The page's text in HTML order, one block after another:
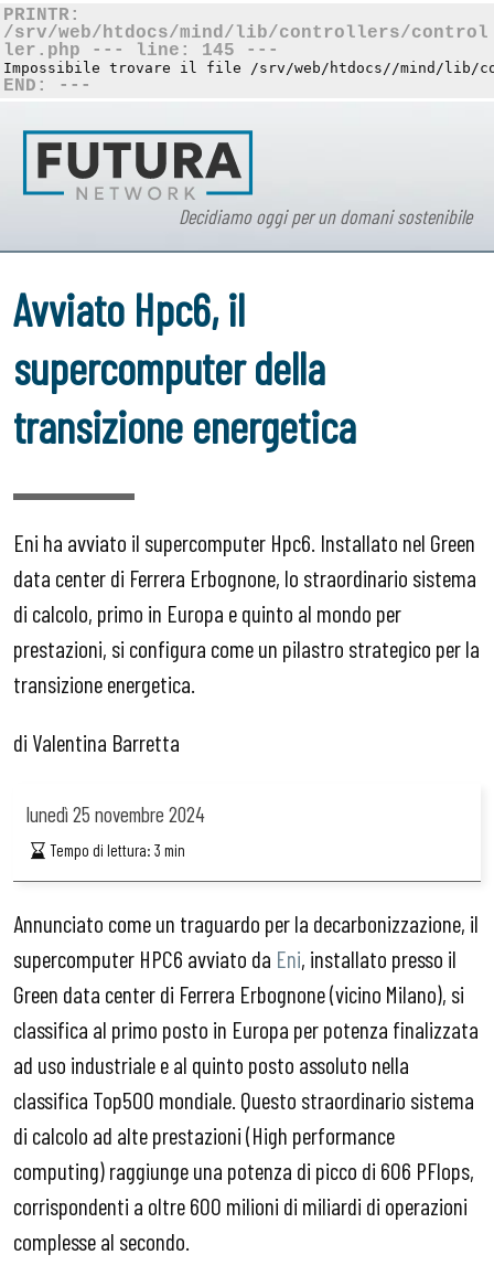
PRINTR:
/srv/web/htdocs/mind/lib/controllers/control
ler.php --- line: 145 ---
Impossibile trovare il file /srv/web/htdocs//mind/lib/
END: ---
Decidiamo oggi per un domani sostenibile
Avviato Hpc6, il
supercomputer della
transizione energetica
Eni ha avviato il supercomputer Hpc6. Installato nel Green
data center di Ferrera Erbognone, lo straordinario sistema
di calcolo, primo in Europa e quinto al mondo per
prestazioni, si configura come un pilastro strategico per la
transizione energetica.
di Valentina Barretta
lunedì 25 novembre 2024
Tempo di lettura:3 min
Annunciato come un traguardo per la decarbonizzazione, il
supercomputer HPC6 avviato da Eni, installato presso il
Green data center di Ferrera Erbognone (vicino Milano), si
classifica al primo posto in Europa per potenza finalizzata
ad uso industriale e al quinto posto assoluto nella
classifica Top500 mondiale. Questo straordinario sistema
di calcolo ad alte prestazioni (High performance
computing) raggiunge una potenza di picco di 606 PFlops,
corrispondenti a oltre 600 milioni di miliardi di operazioni
complesse al secondo.